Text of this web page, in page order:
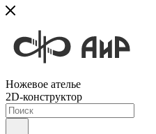
Ножевое ателье
2D-конструктор